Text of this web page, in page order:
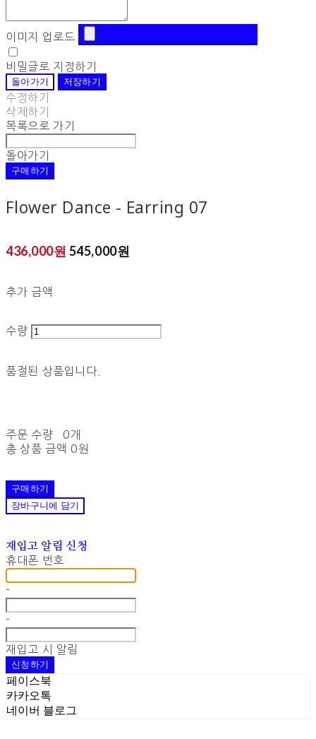
이미지 업로드
비밀글로 지정하기
돌아가기
저장하기
수정하기
삭제하기
목록으로 가기
돌아가기
구매하기
Flower Dance - Earring 07
436,000원 545,000원
추가 금액
수량
품절된 상품입니다.
주문 수량
0개
총 상품 금액 0원
구매하기
장바구니에 담기
재입고 알림 신청
휴대폰 번호
-
-
재입고 시 알림
신청하기
페이스북
카카오톡
네이버 블로그